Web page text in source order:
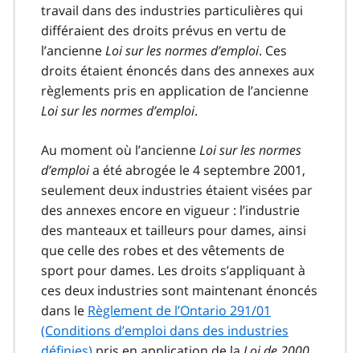
travail dans des industries particulières qui
différaient des droits prévus en vertu de
l’ancienneLoi sur les normes d’emploi. Ces
droits étaient énoncés dans des annexes aux
règlements pris en application de l’ancienne
Loi sur les normes d’emploi.
Au moment où l’ancienneLoi sur les normes
d’emploia été abrogée le 4 septembre 2001,
seulement deux industries étaient visées par
des annexes encore en vigueur : l’industrie
des manteaux et tailleurs pour dames, ainsi
que celle des robes et des vêtements de
sport pour dames. Les droits s’appliquant à
ces deux industries sont maintenant énoncés
dans le Règlement de l’Ontario 291/01
(Conditions d’emploi dans des industries